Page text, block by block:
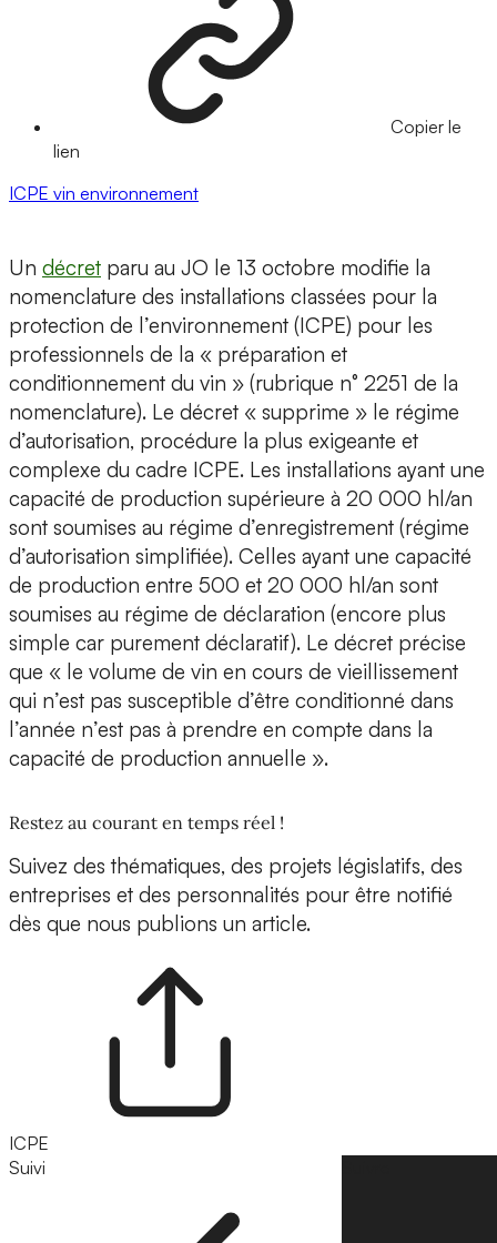
Copier le
lien
ICPE vin environnement
Un décret paru au JO le 13 octobre modifie la
nomenclature des installations classées pour la
protection de l’environnement (ICPE) pour les
professionnels de la « préparation et
conditionnement du vin » (rubrique n° 2251 de la
nomenclature). Le décret « supprime » le régime
d’autorisation, procédure la plus exigeante et
complexe du cadre ICPE. Les installations ayant une
capacité de production supérieure à 20 000 hl/an
sont soumises au régime d’enregistrement (régime
d’autorisation simplifiée). Celles ayant une capacité
de production entre 500 et 20 000 hl/an sont
soumises au régime de déclaration (encore plus
simple car purement déclaratif). Le décret précise
que « le volume de vin en cours de vieillissement
qui n’est pas susceptible d’être conditionné dans
l’année n’est pas à prendre en compte dans la
capacité de production annuelle ».
Restez au courant en temps réel !
Suivez des thématiques, des projets législatifs, des
entreprises et des personnalités pour être notifié
dès que nous publions un article.
ICPE
Suivi